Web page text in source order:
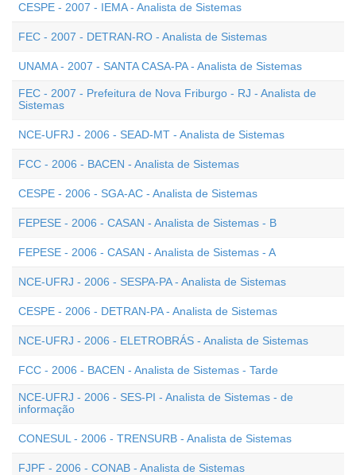
CESPE - 2007 - IEMA - Analista de Sistemas
FEC - 2007 - DETRAN-RO - Analista de Sistemas
UNAMA - 2007 - SANTA CASA-PA - Analista de Sistemas
FEC - 2007 - Prefeitura de Nova Friburgo - RJ - Analista de
Sistemas
NCE-UFRJ - 2006 - SEAD-MT - Analista de Sistemas
FCC - 2006 - BACEN - Analista de Sistemas
CESPE - 2006 - SGA-AC - Analista de Sistemas
FEPESE - 2006 - CASAN - Analista de Sistemas - B
FEPESE - 2006 - CASAN - Analista de Sistemas - A
NCE-UFRJ - 2006 - SESPA-PA - Analista de Sistemas
CESPE - 2006 - DETRAN-PA - Analista de Sistemas
NCE-UFRJ - 2006 - ELETROBRÁS - Analista de Sistemas
FCC - 2006 - BACEN - Analista de Sistemas - Tarde
NCE-UFRJ - 2006 - SES-PI - Analista de Sistemas - de
informação
CONESUL - 2006 - TRENSURB - Analista de Sistemas
FJPF - 2006 - CONAB - Analista de Sistemas